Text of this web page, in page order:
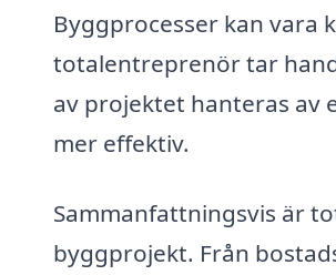
Byggprocesser kan vara
totalentreprenör tar
av projektet hanteras av
mer effektiv.
Sammanfattningsvis är
byggprojekt. Från